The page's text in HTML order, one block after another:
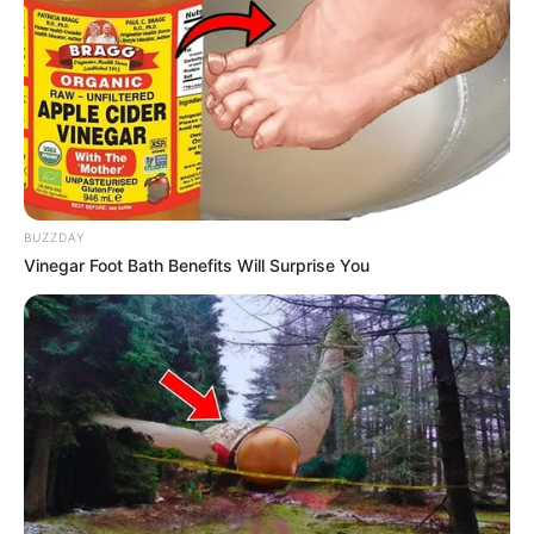
BUZZDAY
Vinegar Foot Bath Benefits Will Surprise You